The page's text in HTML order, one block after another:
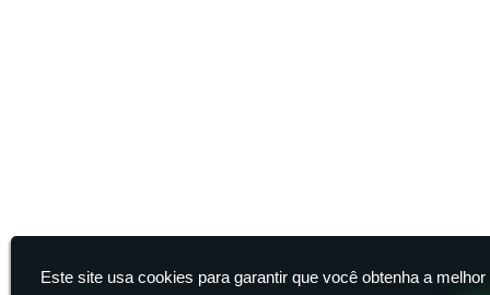
Este site usa cookies para garantir que você obtenha a melhor